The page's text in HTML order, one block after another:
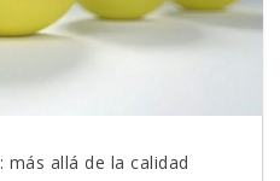
más allá de la calidad